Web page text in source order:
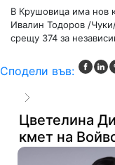
В Крушовица има нов
Ивалин Тодоров /
срещу 374 за
Сподели във:
Цветелина
кмет на